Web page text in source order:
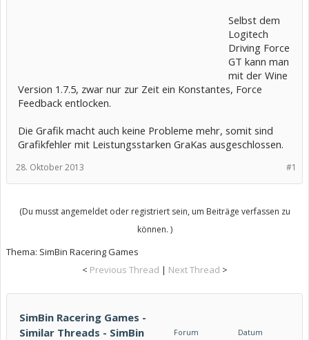
Selbst dem
Logitech
Driving Force
GT kann man
mit der Wine
Version 1.7.5, zwar nur zur Zeit ein Konstantes, Force
Feedback entlocken.
Die Grafik macht auch keine Probleme mehr, somit sind
Grafikfehler mit Leistungsstarken GraKas ausgeschlossen.
#1
28. Oktober 2013
(Du musst angemeldet oder registriert sein, um Beiträge verfassen zu
können. )
Thema: SimBin Racering Games
< Previous Thread | Next Thread >
SimBin Racering Games -
Similar Threads - SimBin
Forum Datum